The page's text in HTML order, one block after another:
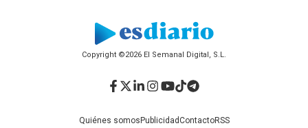
Copyright ©2026 El Semanal Digital, S.L.
Quiénes somos PublicidadContactoRSS
Facebook
Twitter
LinkedIn
Instagram
YouTube
TikTok
Telegram